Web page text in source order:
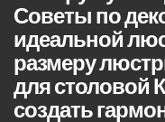
Советы по
идеальной
размеру
для столовой
создать